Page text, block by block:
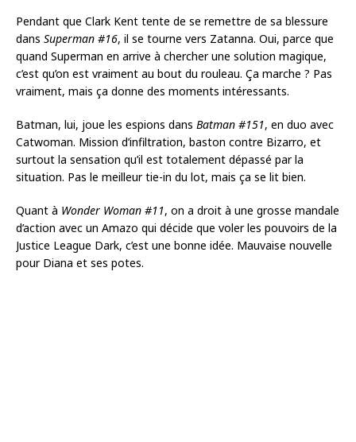
Pendant que Clark Kent tente de se remettre de sa blessure
dans Superman #16, il se tourne vers Zatanna. Oui, parce que
quand Superman en arrive à chercher une solution magique,
c’est qu’on est vraiment au bout du rouleau. Ça marche ? Pas
vraiment, mais ça donne des moments intéressants.
Batman, lui, joue les espions dans Batman #151, en duo avec
Catwoman. Mission d’infiltration, baston contre Bizarro, et
surtout la sensation qu’il est totalement dépassé par la
situation. Pas le meilleur tie-in du lot, mais ça se lit bien.
Quant à Wonder Woman #11, on a droit à une grosse mandale
d’action avec un Amazo qui décide que voler les pouvoirs de la
Justice League Dark, c’est une bonne idée. Mauvaise nouvelle
pour Diana et ses potes.